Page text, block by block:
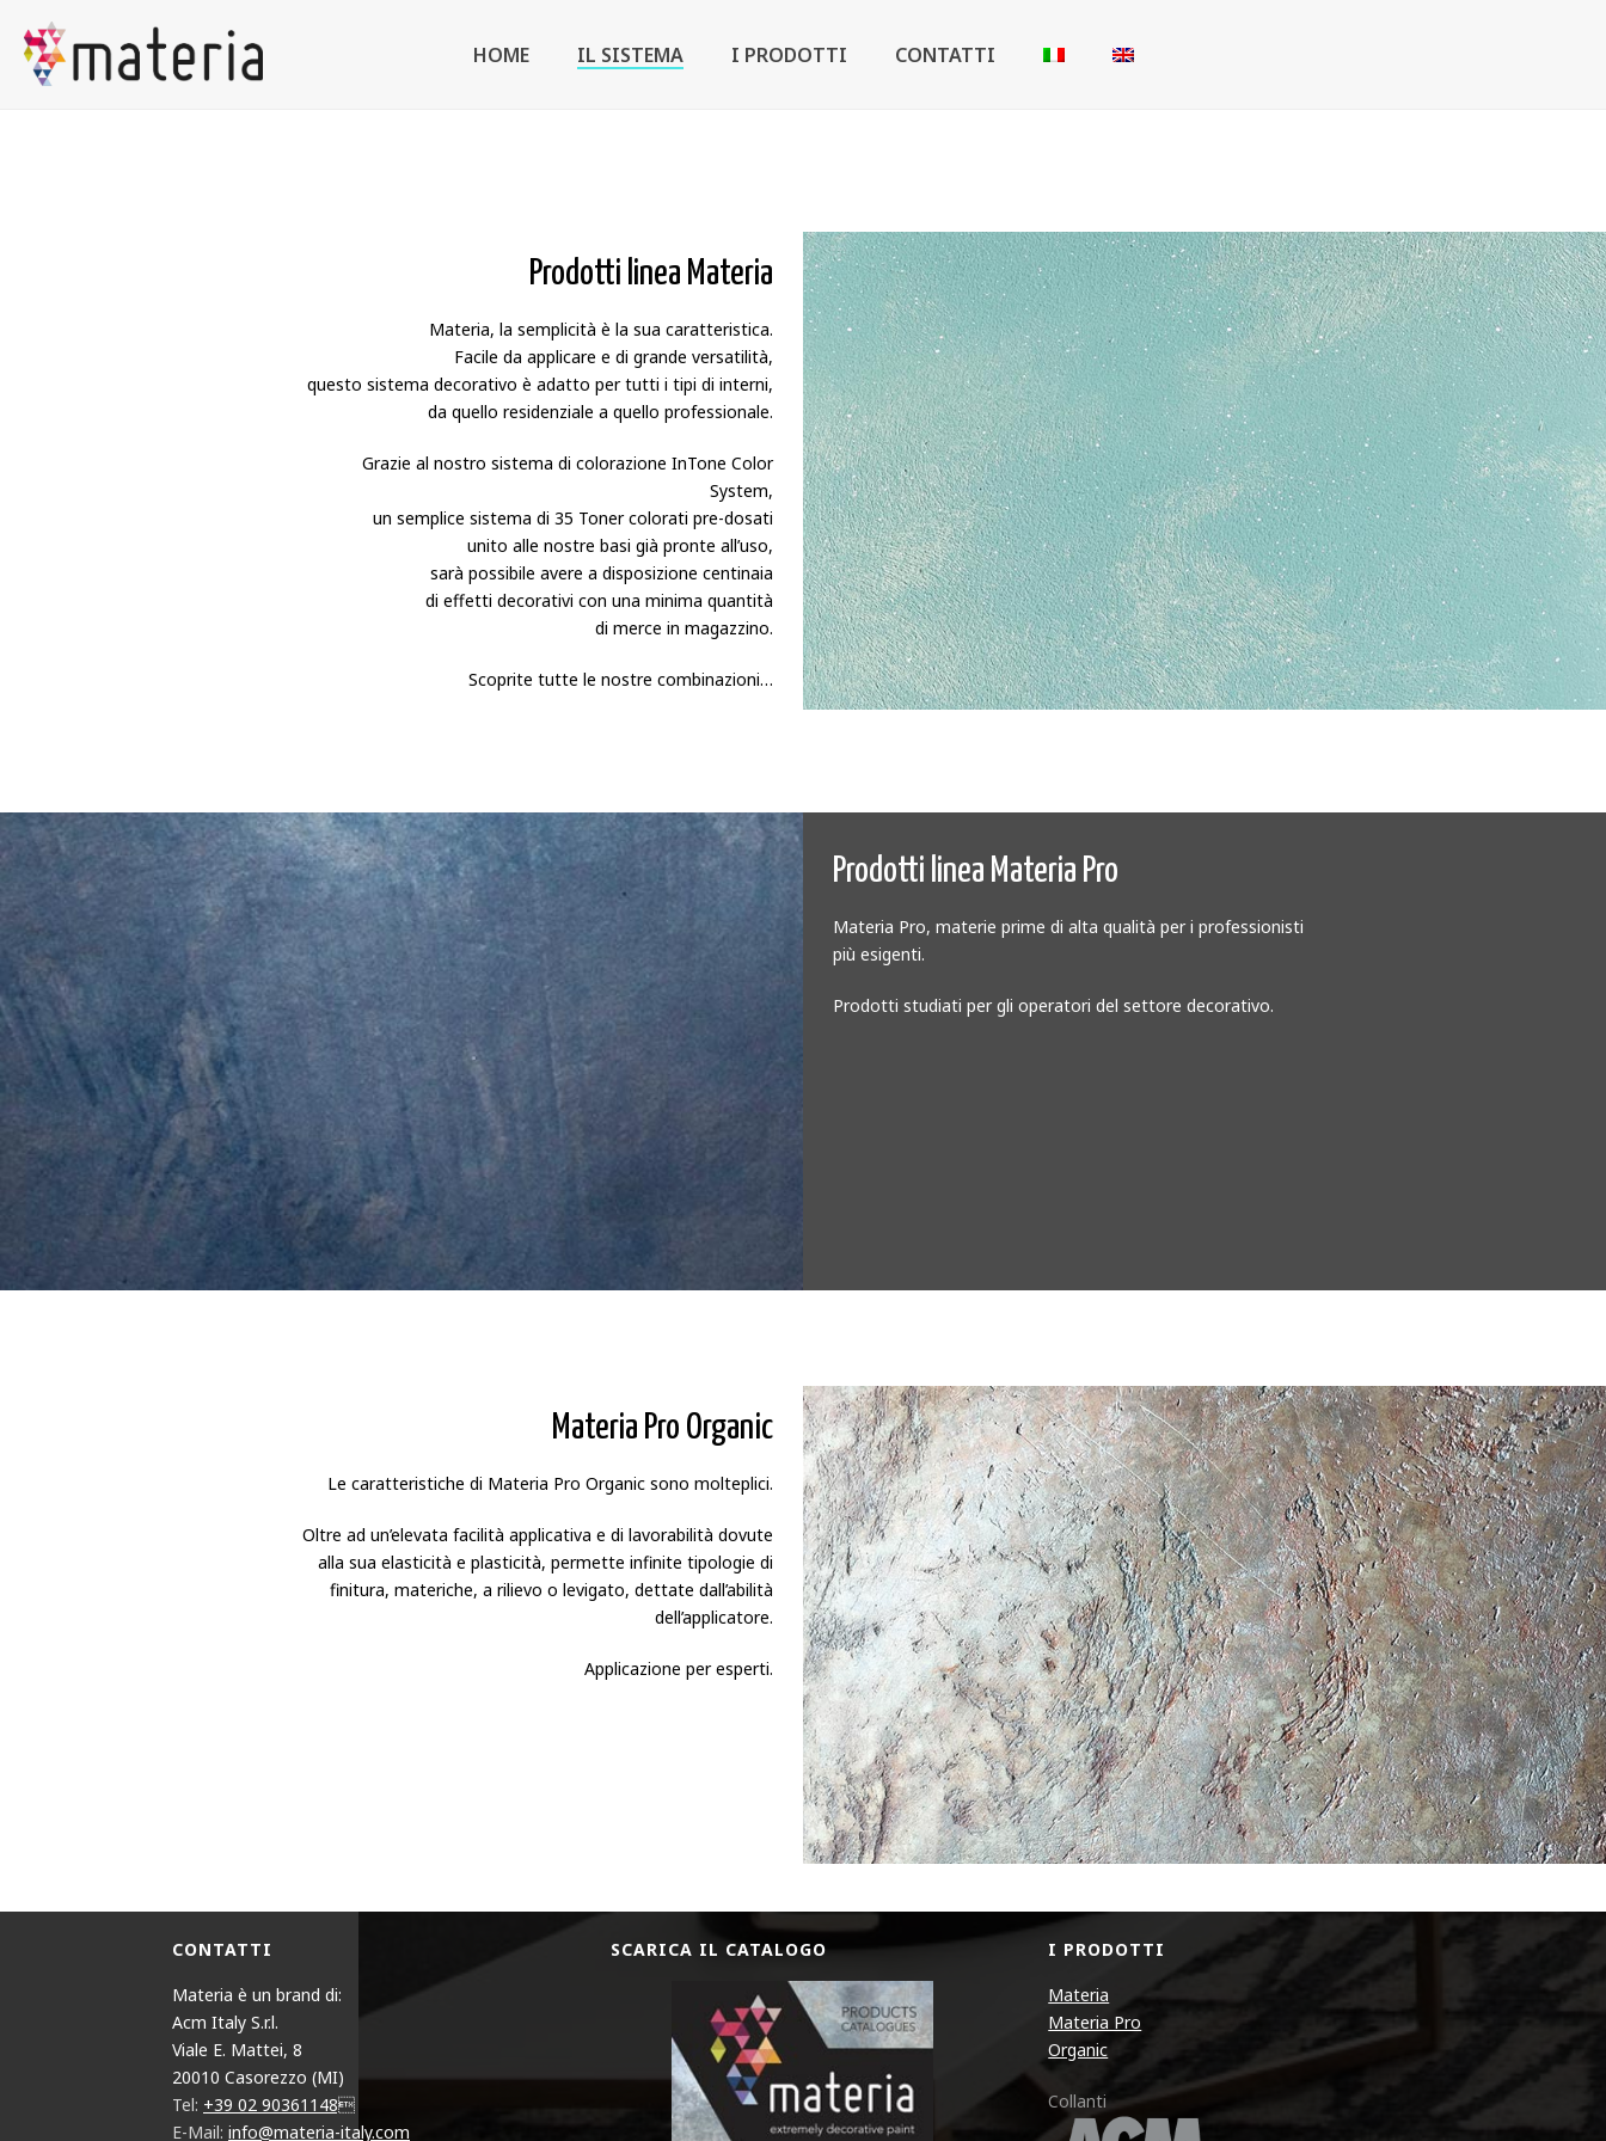
HOME IL SISTEMA I PRODOTTI CONTATTI
Prodotti linea Materia
Materia, la semplicità è la sua caratteristica.
Facile da applicare e di grande versatilità,
questo sistema decorativo è adatto per tutti i tipi di interni,
da quello residenziale a quello professionale.
Grazie al nostro sistema di colorazione InTone Color
System,
un semplice sistema di 35 Toner colorati pre-dosati
unito alle nostre basi già pronte all’uso,
sarà possibile avere a disposizione centinaia
di effetti decorativi con una minima quantità
di merce in magazzino.
Scoprite tutte le nostre combinazioni…
Prodotti linea Materia Pro
Materia Pro, materie prime di alta qualità per i professionisti
più esigenti.
Prodotti studiati per gli operatori del settore decorativo.
Materia Pro Organic
Le caratteristiche di Materia Pro Organic sono molteplici.
Oltre ad un’elevata facilità applicativa e di lavorabilità dovute
alla sua elasticità e plasticità, permette infinite tipologie di
finitura, materiche, a rilievo o levigato, dettate dall’abilità
dell’applicatore.
Applicazione per esperti.
CONTATTI
Materia è un brand di:
Acm Italy S.r.l.
Viale E. Mattei, 8
20010 Casorezzo (MI)
Tel: +39 02 90361148
E-Mail: info@materia-italy.com
SCARICA IL CATALOGO
I PRODOTTI
Materia
Materia Pro
Organic
Collanti